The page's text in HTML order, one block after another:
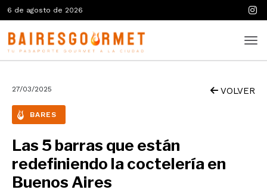
6 de agosto de 2026
27/03/2025 VOLVER
BARES
Las 5 barras que están
redefiniendo la coctelería en
Buenos Aires